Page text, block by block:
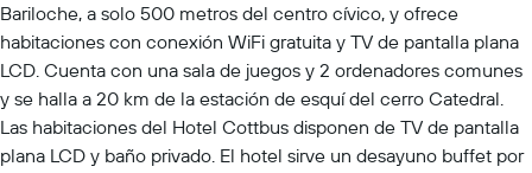
Bariloche, a solo 500 metros del centro cívico, y ofrece
habitaciones con conexión WiFi gratuita y TV de pantalla plana
LCD. Cuenta con una sala de juegos y 2 ordenadores comunes
y se halla a 20 km de la estación de esquí del cerro Catedral.
Las habitaciones del Hotel Cottbus disponen de TV de pantalla
plana LCD y baño privado. El hotel sirve un desayuno buffet por